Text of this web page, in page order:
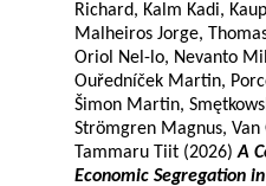
Richard, Kalm Kadi,
Malheiros Jorge,
Oriol Nel-lo, Nevanto
Ouředníček Martin,
Šimon Martin,
Strömgren Magnus, Van
Tammaru Tiit (2026)A
Economic Segregation